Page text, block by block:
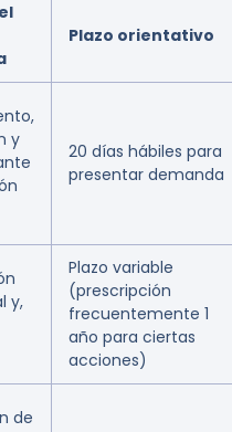
Plazo orientativo
y
20 días hábiles para
presentar demanda
y,
Plazo variable
(prescripción
frecuentemente 1
año para ciertas
acciones)
de